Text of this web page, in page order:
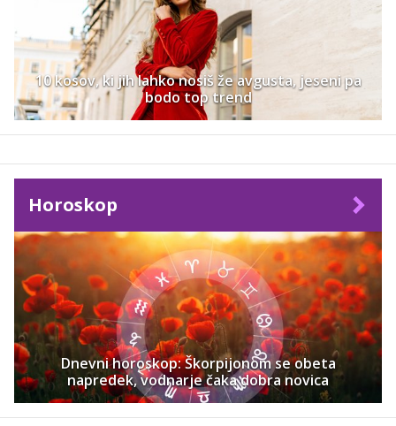
10 kosov, ki jih lahko nosiš že avgusta, jeseni pa
bodo top trend
Horoskop
Dnevni horoskop: Škorpijonom se obeta
napredek, vodnarje čaka dobra novica